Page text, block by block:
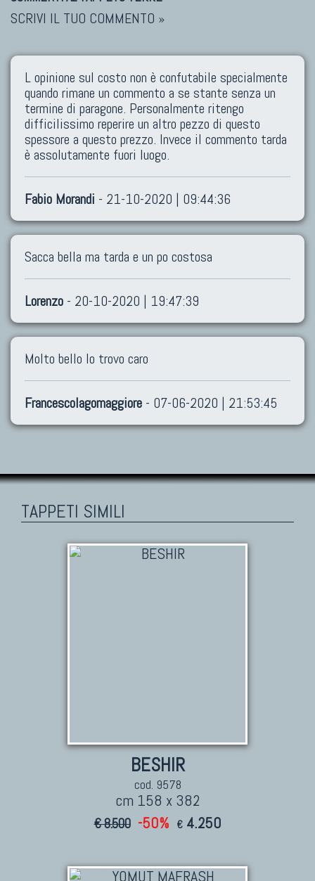
SCRIVI IL TUO COMMENTO »
L opinione sul costo non è confutabile specialmente
quando rimane un commento a se stante senza un
termine di paragone. Personalmente ritengo
difficilissimo reperire un altro pezzo di questo
spessore a questo prezzo. Invece il commento tarda
è assolutamente fuori luogo.
Fabio Morandi - 21-10-2020 | 09:44:36
Sacca bella ma tarda e un po costosa
Lorenzo - 20-10-2020 | 19:47:39
Molto bello lo trovo caro
Francescolagomaggiore - 07-06-2020 | 21:53:45
TAPPETI SIMILI
BESHIR
cod. 9578
cm 158 x 382
€ 8.500 -50% € 4.250